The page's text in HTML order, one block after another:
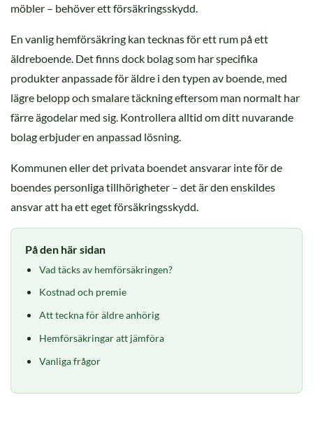
möbler – behöver ett försäkringsskydd.
En vanlig hemförsäkring kan tecknas för ett rum på ett
äldreboende. Det finns dock bolag som har specifika
produkter anpassade för äldre i den typen av boende, med
lägre belopp och smalare täckning eftersom man normalt har
färre ägodelar med sig. Kontrollera alltid om ditt nuvarande
bolag erbjuder en anpassad lösning.
Kommunen eller det privata boendet ansvarar inte för de
boendes personliga tillhörigheter – det är den enskildes
ansvar att ha ett eget försäkringsskydd.
På den här sidan
Vad täcks av hemförsäkringen?
Kostnad och premie
Att teckna för äldre anhörig
Hemförsäkringar att jämföra
Vanliga frågor